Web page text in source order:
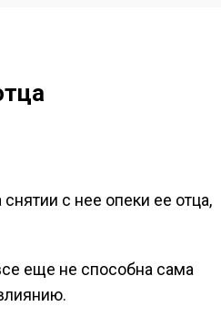
с нее опеки ее отца,
еще не способна сама